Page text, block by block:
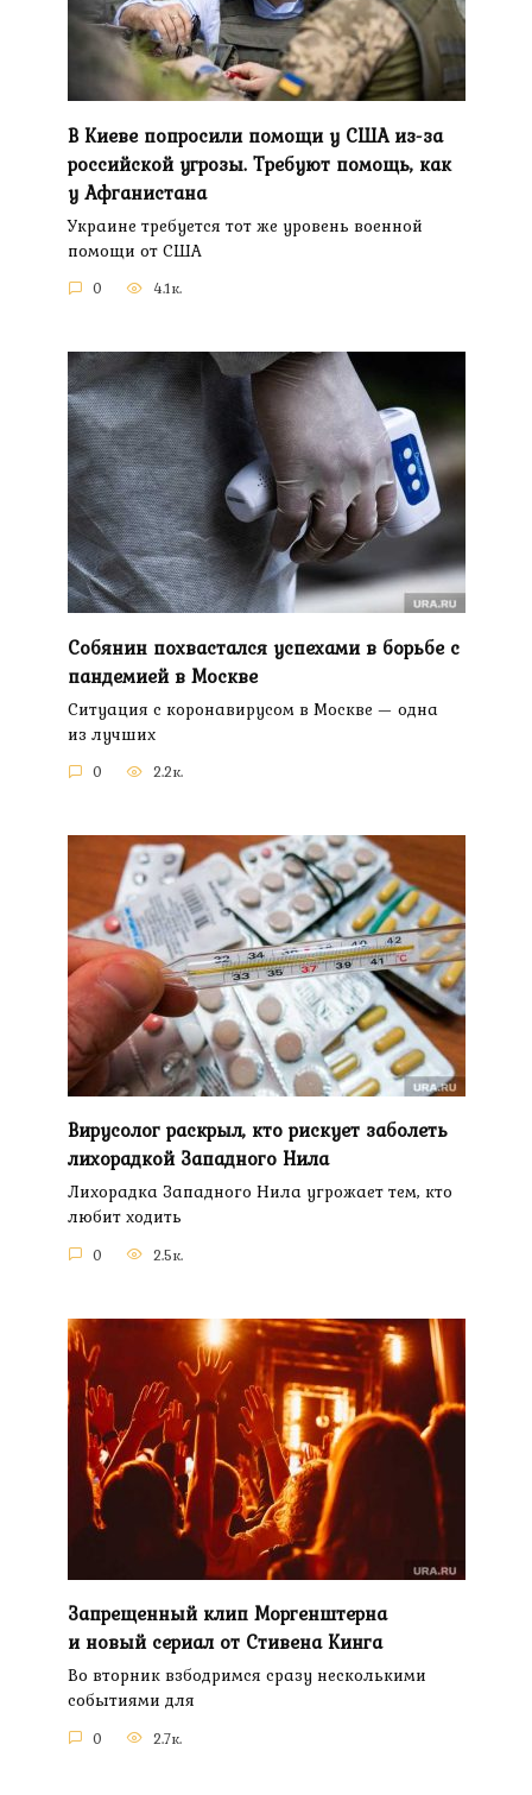
В Киеве попросили помощи у США из-за
российской угрозы. Требуют помощь, как
у Афганистана
Украине требуется тот же уровень военной
помощи от США
0 4.1к.
Собянин похвастался успехами в борьбе с
пандемией в Москве
Ситуация с коронавирусом в Москве — одна
из лучших
0 2.2к.
Вирусолог раскрыл, кто рискует заболеть
лихорадкой Западного Нила
Лихорадка Западного Нила угрожает тем, кто
любит ходить
0 2.5к.
Запрещенный клип Моргенштерна
и новый сериал от Стивена Кинга
Во вторник взбодримся сразу несколькими
событиями для
0 2.7к.